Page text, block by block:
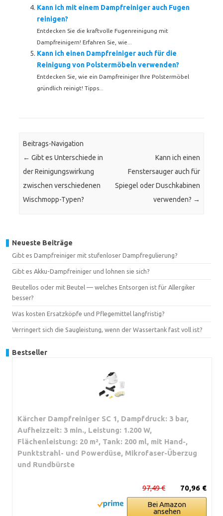
Kann ich mit einem Dampfreiniger auch Fugen
reinigen?
Entdecken Sie die kraftvolle Fugenreinigung mit
Dampfreinigern! Erfahren Sie, wie...
Kann ich einen Dampfreiniger auch für die
Reinigung von Polstermöbeln verwenden?
Entdecken Sie, wie ein Dampfreiniger Ihre Polstermöbel
gründlich reinigt! Tipps...
Beitrags-Navigation
← Gibt es Unterschiede in
der Reinigungswirkung
zwischen verschiedenen
Wischmopp-Typen?
Kann ich einen
Fenstersauger auch für
Spiegel oder Duschkabinen
verwenden? →
Neueste Beiträge
Gibt es Dampfreiniger mit stufenloser Dampfregulierung?
Gibt es Akku-Dampfreiniger und lohnen sie sich?
Beutellos oder mit Beutel — welches Entsorgen ist für Allergiker
besser?
Was kosten Ersatzköpfe und Pflegemittel langfristig?
Verringert sich die Saugleistung, wenn der Wassertank fast voll ist?
Bestseller
Kärcher Dampfreiniger SC 1, Dampfdruck: 3 bar,
Aufheizzeit: 3 min., Leistung: 1.200 W,
Flächenleistung: 20 m², Tank: 200 ml, mit Hand-,
Punktstrahl- und Powerdüse, Mikrofaser-Überzug
und Rundbürste
70,96 €
97,49 €
Bei Amazon
ansehen